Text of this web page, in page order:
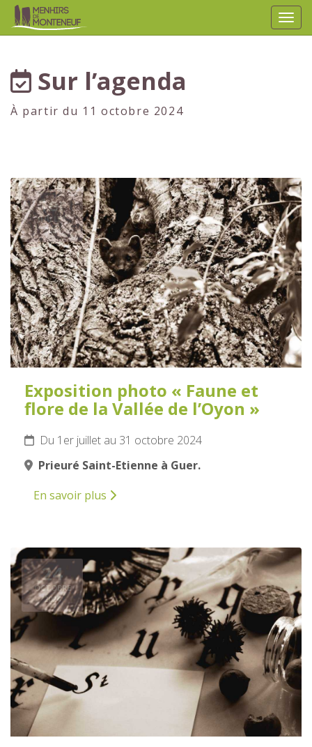
Sur l’agenda
À partir du 11 octobre 2024
1er
JUILLET
2024
Exposition photo « Faune et
flore de la Vallée de l’Oyon »
Du 1er juillet au 31 octobre 2024
Prieuré Saint-Etienne à Guer.
En savoir plus
24
OCTOBRE
2024